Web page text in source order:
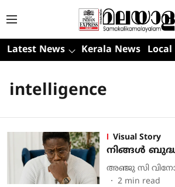
Latest News Kerala News Local
intelligence
Visual Story
നിങ്ങൾ
അഞ്ജു സി
2 min read